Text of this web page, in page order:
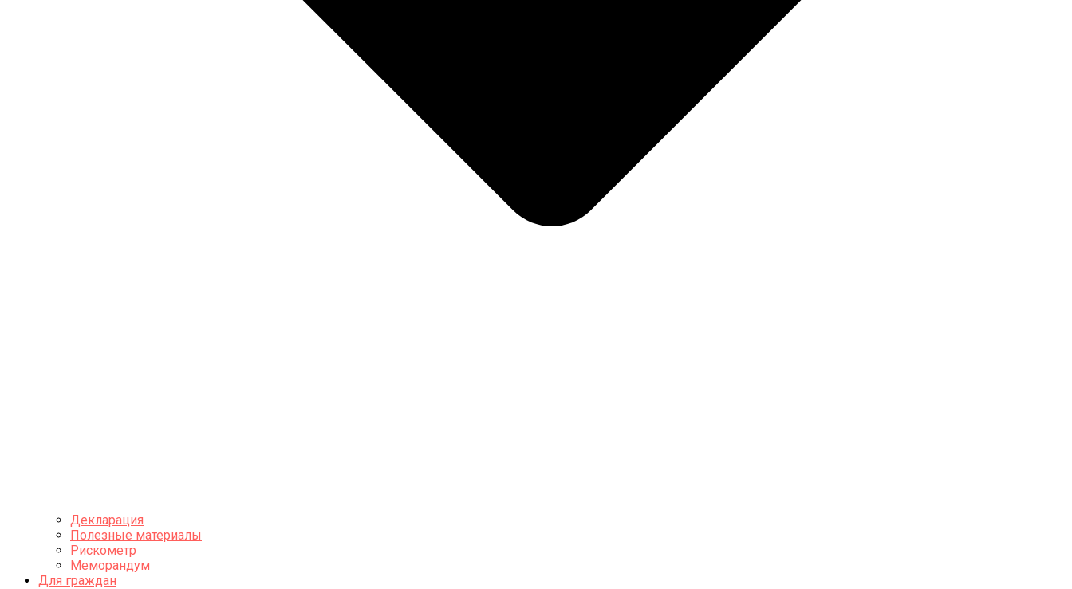
Декларация
Полезные материалы
Рискометр
Меморандум
Для граждан